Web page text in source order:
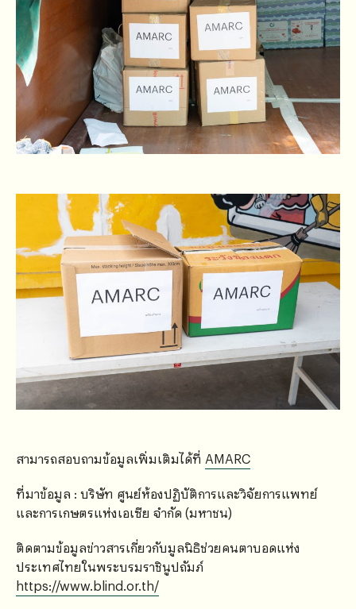
สามารถสอบถามข้อมูลเพิ่มเติมได้ที่ AMARC
ที่มาข้อมูล : บริษัท ศูนย์ห้องปฏิบัติการและวิจัยการแพทย์
และการเกษตรแห่งเอเซีย จำกัด (มหาชน)
ติดตามข้อมูลข่าวสารเกี่ยวกับมูลนิธิช่วยคนตาบอดแห่ง
ประเทศไทยในพระบรมราชินูปถัมภ์
https://www.blind.or.th/